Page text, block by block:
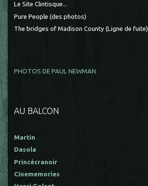
Le Site Clintisque...
Pure People (des photos)
The bridges of Madison County (Ligne de fuite)
PHOTOS DE PAUL NEWMAN
AU BALCON
Martin
Dasola
Princécranoir
Cinememories